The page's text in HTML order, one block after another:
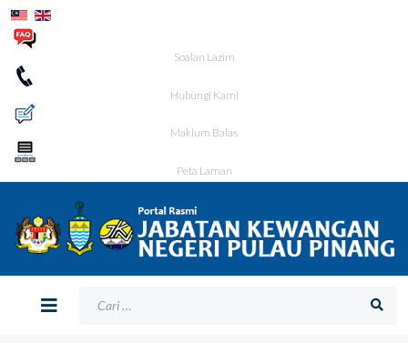
Soalan Lazim
Hubungi Kami
Maklum Balas
Peta Laman